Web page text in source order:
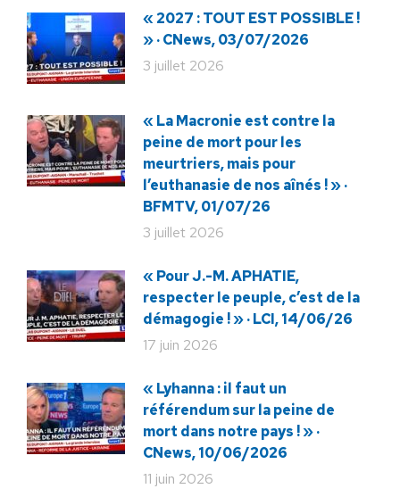
« 2027 : TOUT EST POSSIBLE !
» · CNews, 03/07/2026
3 juillet 2026
« La Macronie est contre la
peine de mort pour les
meurtriers, mais pour
l’euthanasie de nos aînés ! » ·
BFMTV, 01/07/26
3 juillet 2026
« Pour J.-M. APHATIE,
respecter le peuple, c’est de la
démagogie ! » · LCI, 14/06/26
17 juin 2026
« Lyhanna : il faut un
référendum sur la peine de
mort dans notre pays ! » ·
CNews, 10/06/2026
11 juin 2026